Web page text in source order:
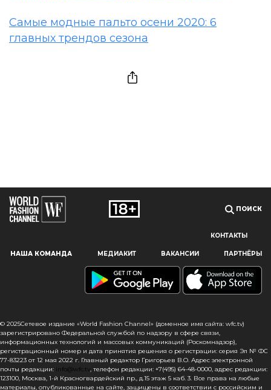
Наш сайт использует файлы cookie и похожие технологии,
пользователям, предоставляя персонализированную
информацию, запоминая предпочтения в области
сайта, вы подтверждаете свое согласие на использование
файлов cookie в соответствии с настоящим уведомлением
в отношении данного типа файлов. Если вы не согласны
с тем, чтобы мы использовали данный тип файлов,
то вы должны соответствующим образом установить
настройки вашего браузера или не использовать сайт wfc.tv
Самые модные пальто осени 2020: 6
главных трендов сезона
ПОИСК
КОНТАКТЫ
НАША КОМАНДА МЕДИАКИТ ВАКАНСИИ ПАРТНЁРЫ
© 2025Сетевое издание «World Fashion Channel» (доменное имя сайта: wfc.tv)
зарегистрировано Федеральной службой по надзору в сфере связи,
информационных технологий и массовых коммуникаций (Роскомнадзор),
регистрационный номер и дата принятия решения о регистрации: серия Эл № ФС
77-83223 от 12 мая 2022 г. Главный редактор Григорьев В.О. Адрес электронной
почты редакции: info@wfc.tv
, телефон редакции: +7(495) 64-48-0000, адрес редакции:
123100, Москва, 1-й Красногвардейский пр., д.15 этаж 5 каб. 3. Все права на любые
материалы, опубликованные на сайте, защищены в соответствии с российским и